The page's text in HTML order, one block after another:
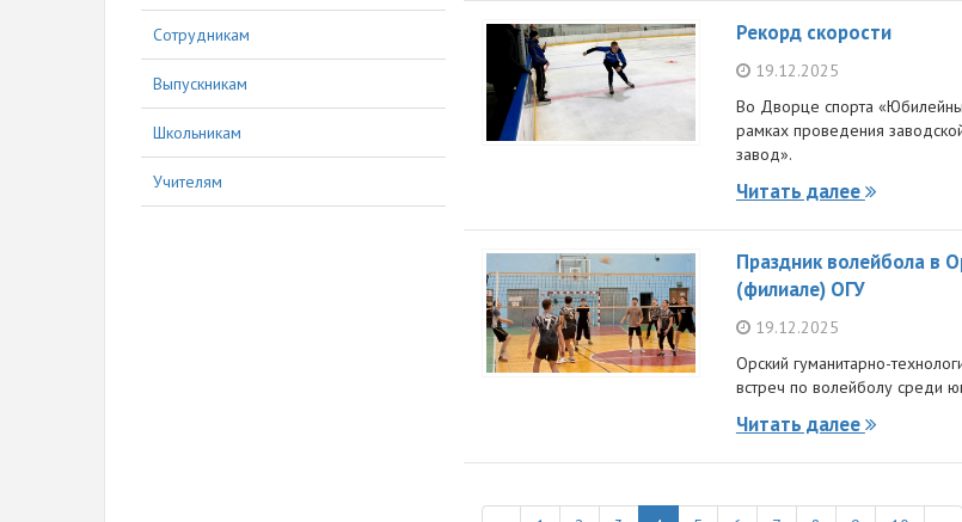
Сотрудникам
Выпускникам
Школьникам
Учителям
Рекорд скорости
19.12.2025
Во Дворце спорта
рамках проведения
завод».
Читать далее
Праздник волейбола в
(филиале) ОГУ
19.12.2025
Орский гуманитарно-
встреч по волейболу среди
Читать далее